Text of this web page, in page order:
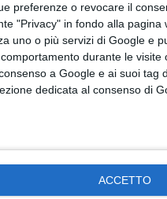
preferenze o revocare il
"Privacy" in fondo alla pagina
uno o più servizi di Google e
durante le visite
a Google e ai suoi tag
dedicata al consenso di
ACCETTO